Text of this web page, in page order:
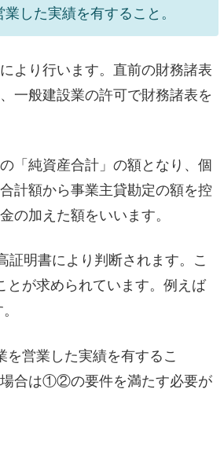
した実績を有すること。
より行います。直前の財務諸表
一般建設業の許可で財務諸表を
「純資産合計」の額となり、個
計額から事業主貸勘定の額を控
の加えた額をいいます。
証明書により判断されます。こ
が求められています。例えば
営業した実績を有するこ
場合は①②の要件を満たす必要が